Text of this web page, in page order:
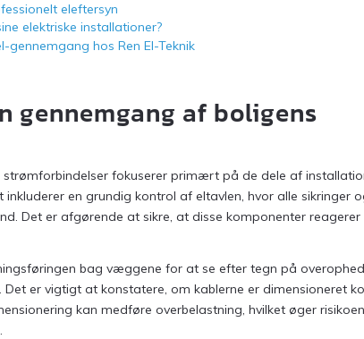
eleftersyn
elektriske installationer?
hos Ren El-Teknik
gennemgang af boligens
strømforbindelser fokuserer primært på de dele af
en grundig kontrol af eltavlen, hvor alle sikringer
Det er afgørende at sikre, at disse komponenter reagerer
bag væggene for at se efter tegn på
er vigtigt at konstatere, om kablerne er dimensioneret
kan medføre overbelastning, hvilket øger